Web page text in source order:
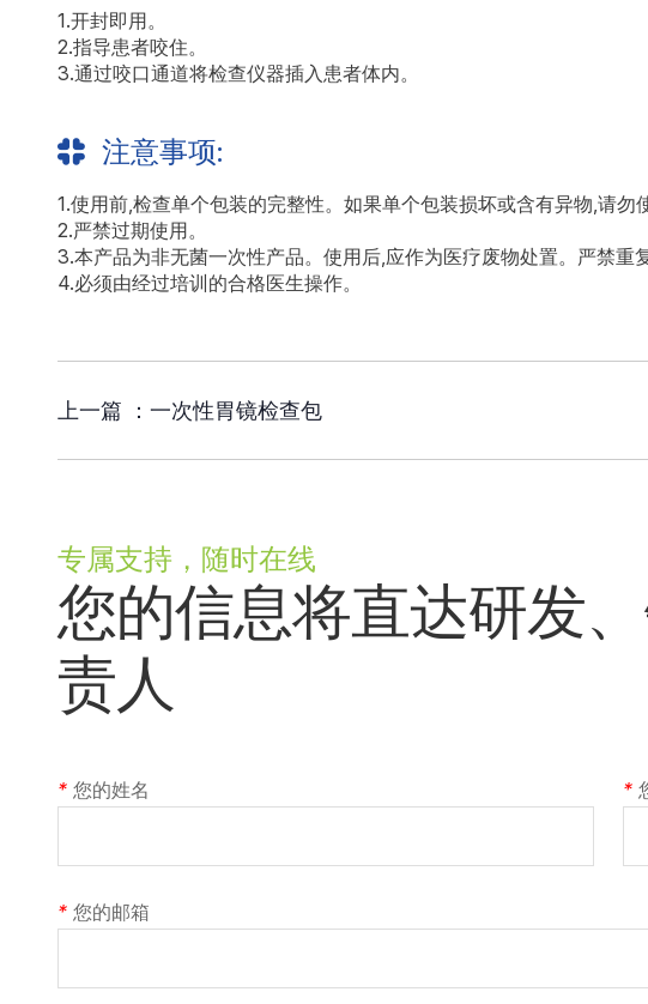
1.开封即用。
2.指导患者咬住。
3.通过咬口通道将检查仪器插入患者体内。
注意事项:
1.使用前,检查单个包装的完整性。如果单个包装损坏或含有异物,请勿
2.严禁过期使用。
3.本产品为非无菌一次性产品。使用后,应作为医疗废物处置。严禁重
4.必须由经过培训的合格医生操作。
上一篇 ： 一次性胃镜检查包
专属支持，随时在线
您的信息将直达研发
责人
* 您的姓名 *
* 您的邮箱